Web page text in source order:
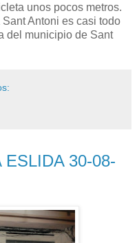
unos pocos metros.
Antoni es casi todo
del municipio de Sant
ESLIDA 30-08-